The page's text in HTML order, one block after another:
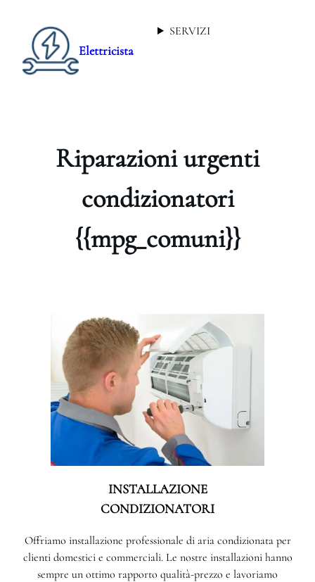
Elettricista
SERVIZI
Riparazioni urgenti
condizionatori
{{mpg_comuni}}
INSTALLAZIONE
CONDIZIONATORI
Offriamo installazione professionale di aria condizionata per
clienti domestici e commerciali. Le nostre installazioni hanno
sempre un ottimo rapporto qualità-prezzo e lavoriamo